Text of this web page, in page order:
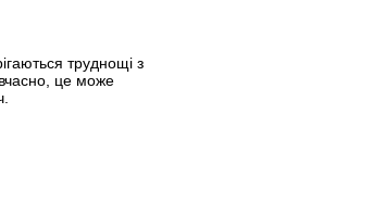
труднощі з
це може